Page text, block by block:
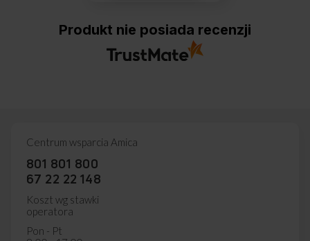
Produkt nie posiada recenzji
Centrum wsparcia Amica
801 801 800
67 22 22 148
Koszt wg stawki
operatora
Pon - Pt